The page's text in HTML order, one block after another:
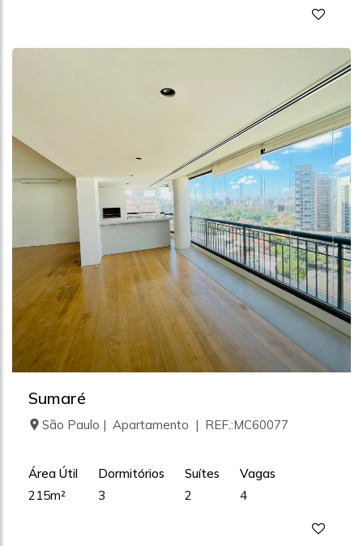
Sumaré
São Paulo | Apartamento | REF.:MC60077
Área Útil
215m²
Dormitórios
3
Suítes
2
Vagas
4